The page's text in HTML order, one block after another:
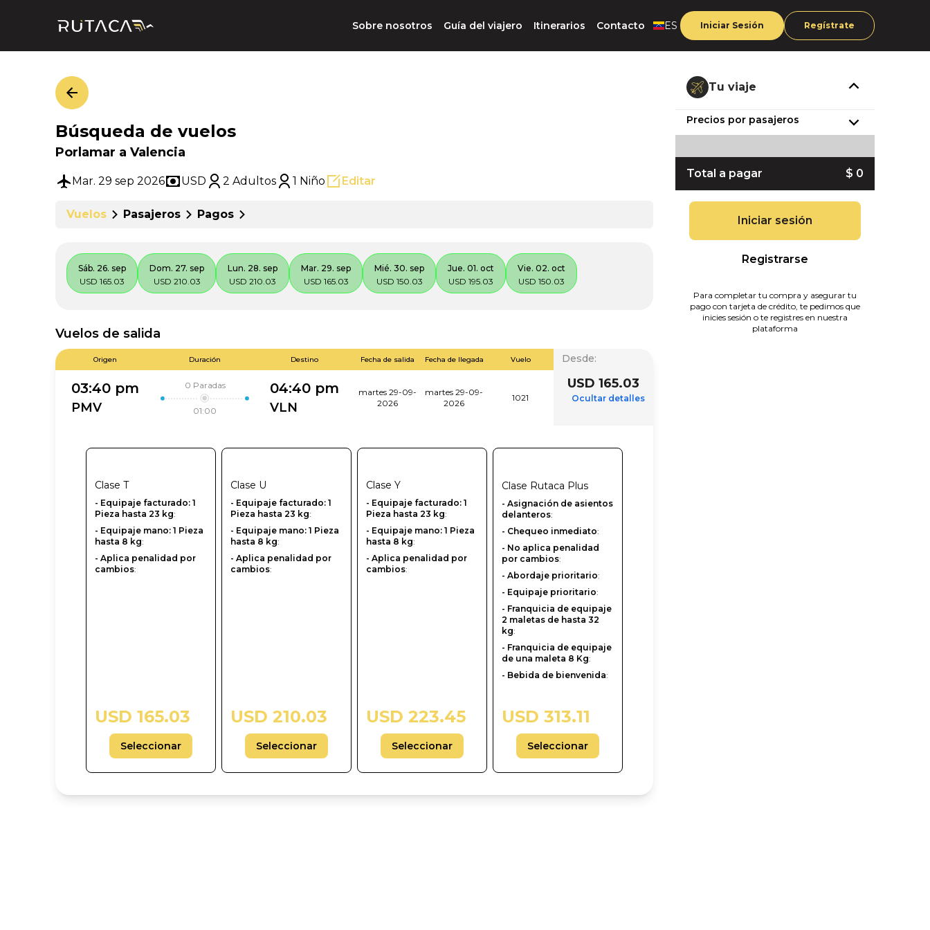
Sobre nosotros Guía del viajero Itinerarios Contacto ES Iniciar Sesión Regístrate
Búsqueda de vuelos
Porlamar a Valencia
Mar. 29 sep 2026 USD 2 Adultos 1 Niño Editar
Vuelos Pasajeros Pagos
Sáb. 26. sep
USD 165.03
Dom. 27. sep
USD 210.03
Lun. 28. sep
USD 210.03
Mar. 29. sep
USD 165.03
Mié. 30. sep
USD 150.03
Jue. 01. oct
USD 195.03
Vie. 02. oct
USD 150.03
Vuelos de salida
Origen Duración Destino Fecha de salida Fecha de llegada Vuelo
03:40 pm
PMV
0 Paradas
01:00
04:40 pm
VLN
martes 29-09-
2026
martes 29-09-
2026
1021
Desde:
USD 165.03
Ocultar detalles
Clase T
- Equipaje facturado: 1
Pieza hasta 23 kg:
- Equipaje mano: 1 Pieza
hasta 8 kg:
- Aplica penalidad por
cambios:
USD 165.03
Seleccionar
Clase U
-‎ Equipaje facturado: 1
Pieza hasta 23 kg:
- Equipaje mano: 1 Pieza
hasta 8 kg:
- Aplica penalidad por
cambios:
USD 210.03
Seleccionar
Clase Y
-‎ Equipaje facturado: 1
Pieza hasta 23 kg:
- Equipaje mano: 1 Pieza
hasta 8 kg:
- Aplica penalidad por
cambios:
USD 223.45
Seleccionar
Clase Rutaca Plus
- Asignación de asientos
delanteros:
- Chequeo inmediato:
- No aplica penalidad
por cambios:
- Abordaje prioritario:
- Equipaje prioritario:
- Franquicia de equipaje
2 maletas de hasta 32
kg:
- Franquicia de equipaje
de una maleta 8 Kg:
- Bebida de bienvenida:
USD 313.11
Seleccionar
Tu viaje
Precios por pasajeros
Total a pagar $ 0
Iniciar sesión
Registrarse
Para completar tu compra y asegurar tu
pago con tarjeta de crédito, te pedimos que
inicies sesión o te registres en nuestra
plataforma